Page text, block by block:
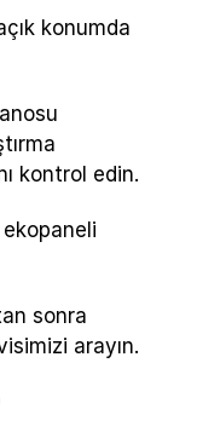
konumda
kontrol edin.
sonra
arayın.